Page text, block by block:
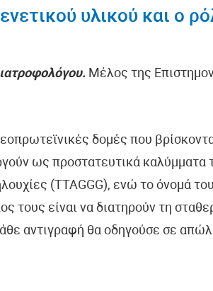
υλικού και ο
Μέλος της
δομές που
ως προστατευτικά καλύμματα
(TTAGGG), ενώ το όνομά
τους είναι να διατηρούν τη
αντιγραφή θα οδηγούσε σε